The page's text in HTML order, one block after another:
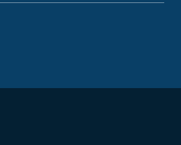
del Comune di San Donato Milanese